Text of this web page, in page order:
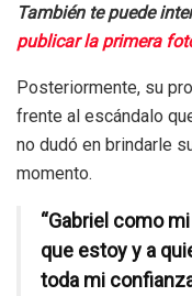
También te puede
publicar la primera
Posteriormente, su
frente al escándalo
no dudó en brindarle
momento.
“Gabriel como
que estoy y a
toda mi